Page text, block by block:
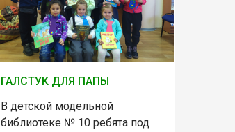
ГАЛСТУК ДЛЯ ПАПЫ
В детской модельной
библиотеке № 10 ребята под